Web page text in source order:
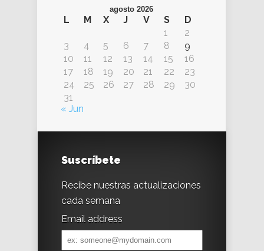
agosto 2026
L M X J V S
D
1
2
3
4 5 6 7 8
9
10
11 12 13 14 15
16
17
18 19 20 21 22
23
24
25 26 27 28 29
30
31
« Jun
Suscríbete
Recibe nuestras actualizaciones
cada semana
Email address
Email
address